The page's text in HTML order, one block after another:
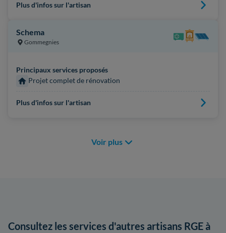
Plus d'infos sur l'artisan
Schema
Gommegnies
Principaux services proposés
Projet complet de rénovation
Plus d'infos sur l'artisan
Voir plus
Consultez les services d'autres artisans RGE à